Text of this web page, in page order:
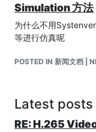
Simulation 方法
为什么不用
等进行仿真呢
POSTED IN 新闻文档 |
Latest
RE: H.265